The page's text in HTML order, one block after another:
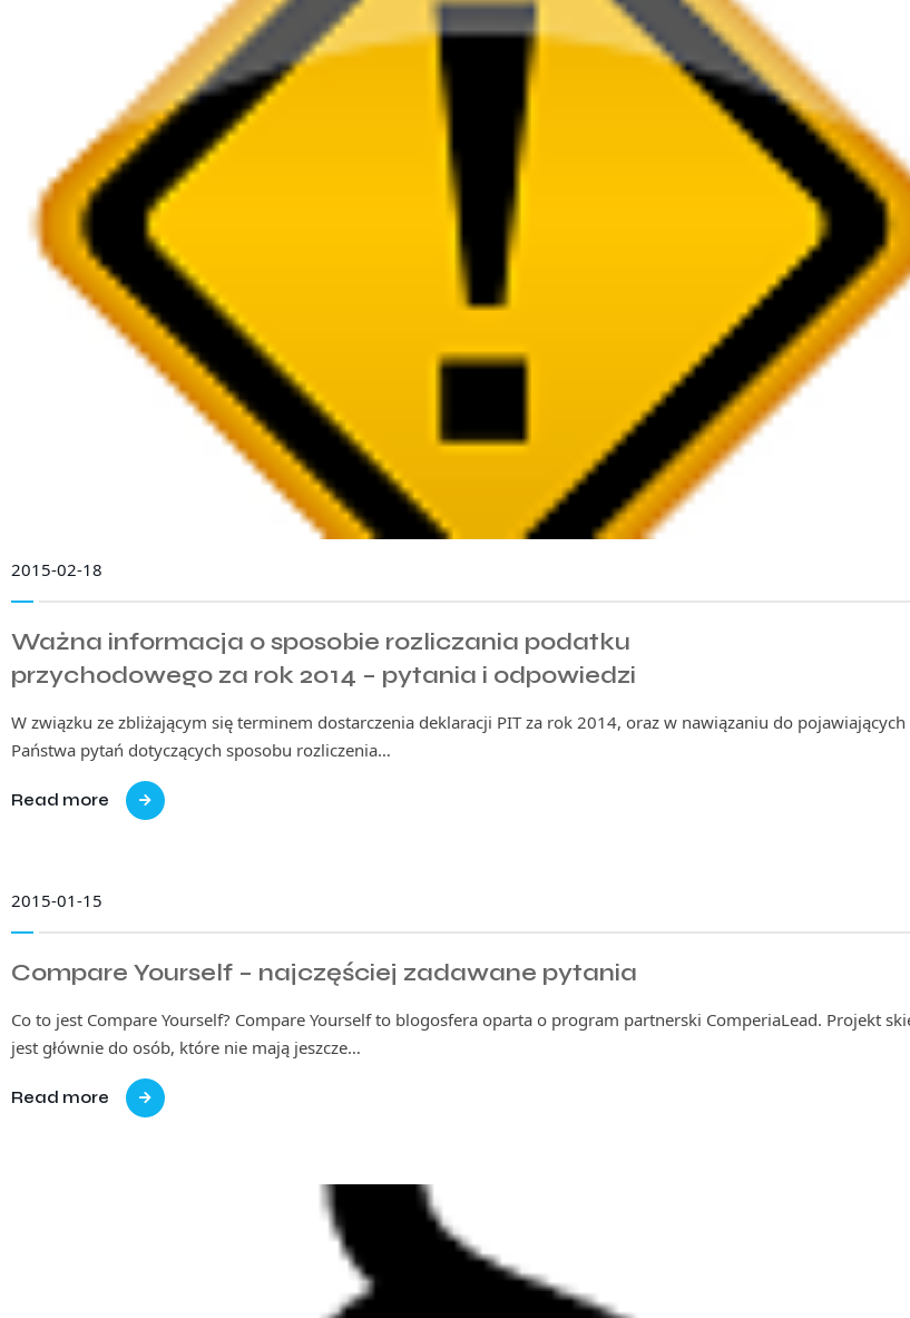
2015-02-18
Ważna informacja o sposobie rozliczania podatku
przychodowego za rok 2014 – pytania i odpowiedzi
W związku ze zbliżającym się terminem dostarczenia deklaracji PIT za rok 2014, oraz w nawiązaniu do pojawiających
Państwa pytań dotyczących sposobu rozliczenia…
Read more
2015-01-15
Compare Yourself – najczęściej zadawane pytania
Co to jest Compare Yourself? Compare Yourself to blogosfera oparta o program partnerski ComperiaLead. Projekt
jest głównie do osób, które nie mają jeszcze…
Read more